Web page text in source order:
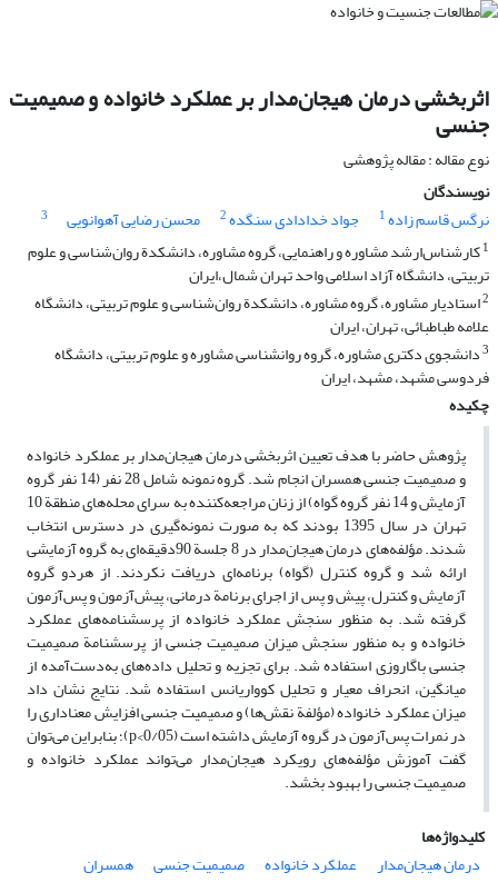
اثربخشی درمان هیجان‌مدار بر عملکرد خانواده و صمیمیت
جنسی
نوع مقاله : مقاله پژوهشی
نویسندگان
نرگس قاسم زاده1 جواد خدادادی سنگده2 محسن رضایی آهوانویی
3
1کارشناس‌ارشد مشاوره و راهنمایی، گروه مشاوره، دانشکدة روان‌شناسی و علوم
تربیتی، دانشگاه آزاد اسلامی واحد تهران شمال،ایران
2استادیار مشاوره، گروه مشاوره، دانشکدة روان‌شناسی و علوم تربیتی، دانشگاه
علامه طباطبائی، تهران، ایران
3دانشجوی دکتری مشاوره، گروه روانشناسی مشاوره و علوم تربیتی، دانشگاه
فردوسی مشهد، مشهد، ایران
چکیده
پژوهش حاضر با هدف تعیین اثربخشی درمان هیجان‌مدار بر عملکرد خانواده
و صمیمیت جنسی همسران انجام شد. گروه نمونه شامل 28 نفر (14 نفر گروه
آزمایش و 14 نفر گروه گواه) از زنان مراجعه‌کننده به سرای محله‌های منطقة 10
تهران در سال 1395 بودند که به صورت نمونه‌گیری در دسترس انتخاب
شدند. مؤلفه‌های درمان هیجان‌مدار در 8 جلسة 90دقیقه‌ای به گروه آزمایشی
ارائه شد و گروه کنترل (گواه) برنامه‌ای دریافت نکردند. از هردو گروه
آزمایش و کنترل، پیش و پس از اجرای برنامة درمانی، پیش‌آزمون و پس‌آزمون
گرفته شد. به منظور سنجش عملکرد خانواده از پرسشنامه‌های عملکرد
خانواده و به منظور سنجش میزان صمیمیت جنسی از پرسشنامة صمیمیت
جنسی باگاروزی استفاده شد. برای تجزیه و تحلیل داده‌های به‌دست‌آمده از
میانگین، انحراف معیار و تحلیل کوواریانس استفاده شد. نتایج نشان داد
میزان عملکرد خانواده (مؤلفة نقش‌ها) و صمیمیت جنسی افزایش معناداری را
در نمرات پس‌آزمون در گروه آزمایش داشته است (p<0/05)؛ بنابراین می‌توان
گفت آموزش مؤلفه‌های رویکرد هیجان‌مدار می‌تواند عملکرد خانواده و
صمیمیت جنسی را بهبود بخشد.
کلیدواژه‌ها
درمان هیجان‌مدار
عملکرد خانواده صمیمیت جنسی
همسران